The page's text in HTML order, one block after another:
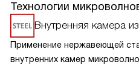
Технологии
Внутренняя камера
Применение нержавеющей
внутренних камер